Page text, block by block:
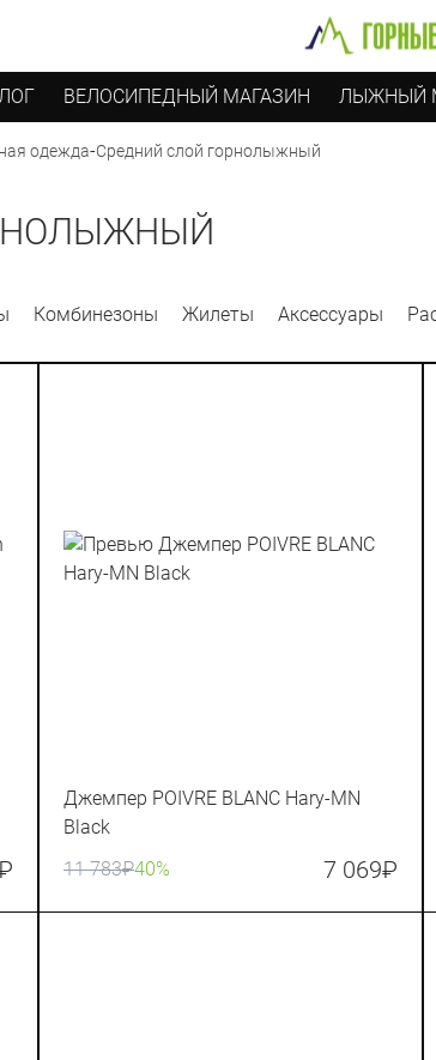
ВЕЛОСИПЕДНЫЙ МАГАЗИН ЛЫЖНЫЙ
одежда-Средний слой горнолыжный
Комбинезоны Жилеты Аксессуары
Джемпер POIVRE BLANC Hary-MN
Black
11 783₽40% 7 069₽